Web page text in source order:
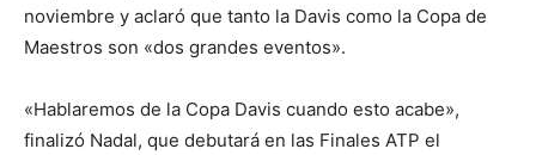
noviembre y aclaró que tanto la Davis como la Copa de
Maestros son «dos grandes eventos».
«Hablaremos de la Copa Davis cuando esto acabe»,
finalizó Nadal, que debutará en las Finales ATP el